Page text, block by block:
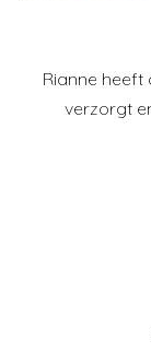
Rianne heeft
verzorgt